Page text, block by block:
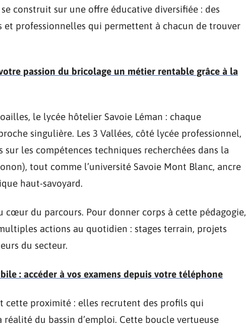
construit sur une offre éducative diversifiée : des
et professionnelles qui permettent à chacun de trouver
passion du bricolage un métier rentable grâce à la
le lycée hôtelier Savoie Léman : chaque
singulière. Les 3 Vallées, côté lycée professionnel,
les compétences techniques recherchées dans la
tout comme l’université Savoie Mont Blanc, ancre
haut-savoyard.
cœur du parcours. Pour donner corps à cette pédagogie,
actions au quotidien : stages terrain, projets
du secteur.
: accéder à vos examens depuis votre téléphone
cette proximité : elles recrutent des profils qui
réalité du bassin d’emploi. Cette boucle vertueuse